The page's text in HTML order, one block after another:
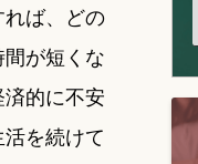
ば、どの
が短くな
的に不安
を続けて